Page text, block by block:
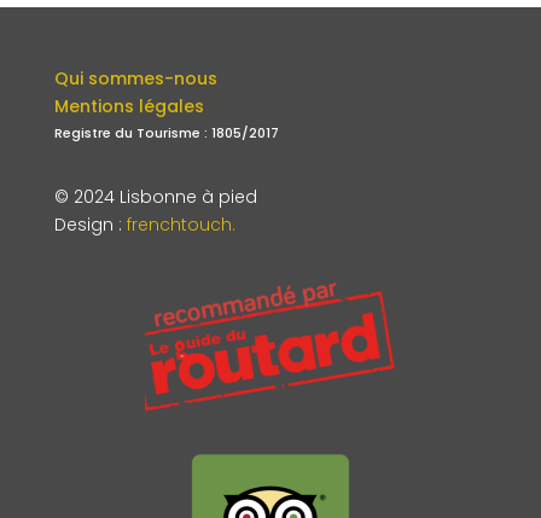
Qui sommes-nous
Mentions légales
Registre du Tourisme : 1805/2017
© 2024 Lisbonne à pied
Design : frenchtouch.